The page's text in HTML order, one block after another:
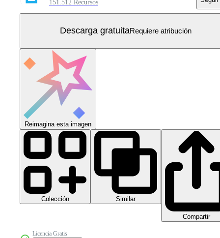
151.512 Recursos
Descarga gratuitaRequiere atribución
Reimagina esta imagen
Colección Similar
Compartir
Licencia Gratis